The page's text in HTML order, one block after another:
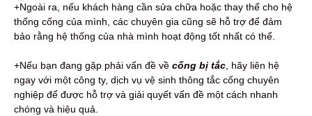
+Ngoài ra, nếu khách hàng cần sửa chữa hoặc thay thế cho hệ
thống cống của mình, các chuyên gia cũng sẽ hỗ trợ để đảm
bảo rằng hệ thống của nhà mình hoạt động tốt nhất có thể.
+Nếu bạn đang gặp phải vấn đề về cống bị tắc, hãy liên hệ
ngay với một công ty, dịch vụ vệ sinh thông tắc cống chuyên
nghiệp để được hỗ trợ và giải quyết vấn đề một cách nhanh
chóng và hiệu quả.